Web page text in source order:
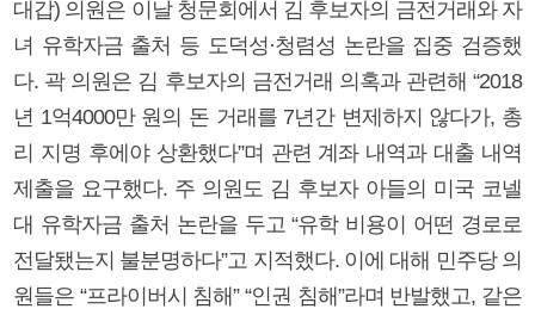
대갑) 의원은 이날 청문회에서 김 후보자의 금전거래와 자
녀 유학자금 출처 등 도덕성·청렴성 논란을 집중 검증했
다. 곽 의원은 김 후보자의 금전거래 의혹과 관련해 “2018
년 1억4000만 원의 돈 거래를 7년간 변제하지 않다가, 총
리 지명 후에야 상환했다”며 관련 계좌 내역과 대출 내역
제출을 요구했다. 주 의원도 김 후보자 아들의 미국 코넬
대 유학자금 출처 논란을 두고 “유학 비용이 어떤 경로로
전달됐는지 불분명하다”고 지적했다. 이에 대해 민주당 의
원들은 “프라이버시 침해” “인권 침해”라며 반발했고, 같은